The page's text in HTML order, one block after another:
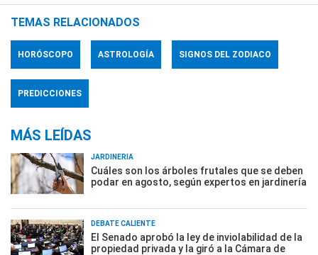
TEMAS RELACIONADOS
HORÓSCOPO ASTROLOGÍA SIGNOS DEL ZODIACO
PREDICCIONES
MÁS LEÍDAS
JARDINERÍA
Cuáles son los árboles frutales que se deben
podar en agosto, según expertos en jardinería
DEBATE CALIENTE
El Senado aprobó la ley de inviolabilidad de la
propiedad privada y la giró a la Cámara de